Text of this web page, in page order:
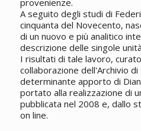
provenienze.
A seguito degli studi di
cinquanta del Novecento,
di un nuovo e più analitico
descrizione delle singole
I risultati di tale lavoro,
collaborazione dell'Archivio
determinante apporto di
portato alla realizzazione di
pubblicata nel 2008 e, dallo
on line.